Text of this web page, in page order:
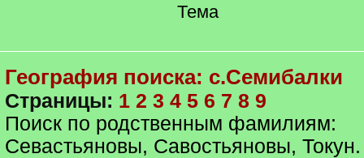
Тема
География поиска: с.Семибалки
Страницы: 1 2 3 4 5 6 7 8 9
Поиск по родственным фамилиям:
Севастьяновы, Савостьяновы, Токун.